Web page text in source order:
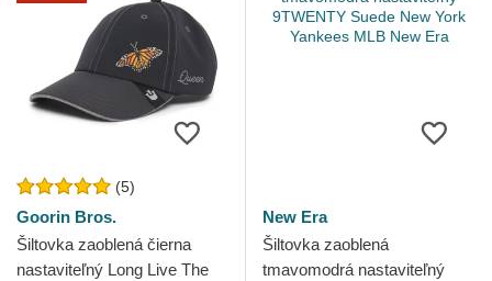
(5)
Goorin Bros.
Šiltovka zaoblená čierna
nastaviteľný Long Live The
New Era
Šiltovka zaoblená
tmavomodrá nastaviteľný